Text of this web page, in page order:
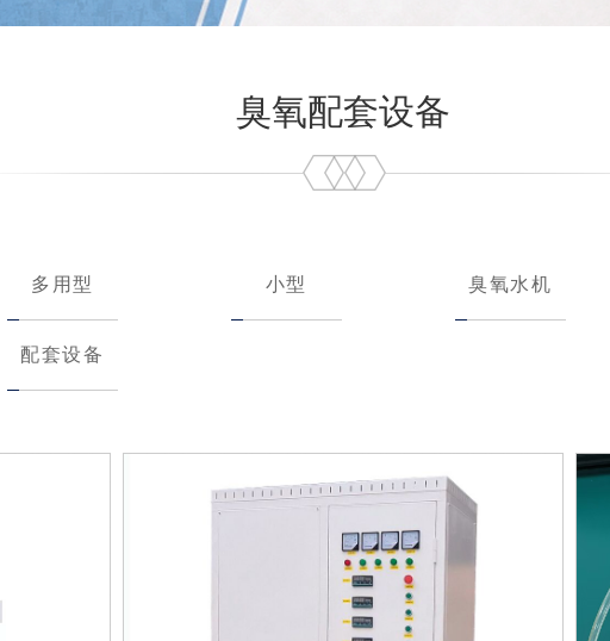
臭氧配套设备
多用型 小型 臭氧水机
配套设备